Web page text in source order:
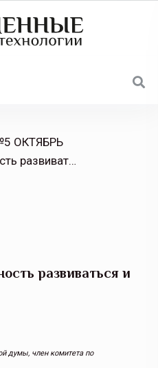
ОКТЯБРЬ
/ Рынку нужна возможность развиваться и адаптироваться
развиваться и
думы, член комитета по